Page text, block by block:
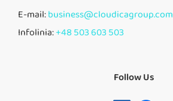
E-mail:business@cloudicagroup.com
Infolinia:+48 503 603 503
Follow Us